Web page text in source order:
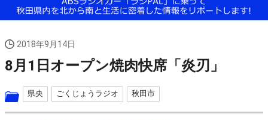
2018年9月14日
8月1日オープン焼肉快席「炎刃」
県央 ごくじょうラジオ 秋田市